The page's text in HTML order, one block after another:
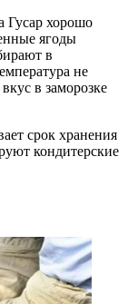
Гусар хорошо
ягоды
в
не
в заморозке
срок хранения
кондитерские